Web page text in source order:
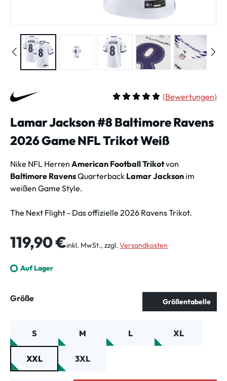
(Bewertungen)
Lamar Jackson #8 Baltimore Ravens
2026 Game NFL Trikot Weiß
Nike NFL Herren American Football Trikotvon
Baltimore RavensQuarterback Lamar Jackson im
weißen Game Style.
The Next Flight - Das offizielle 2026 Ravens Trikot.
Regulärer Preis:
119,90 €inkl. MwSt., zzgl. Versandkosten
Auf Lager
Größeauswählen Größentabelle
S M L XL
XXL 3XL